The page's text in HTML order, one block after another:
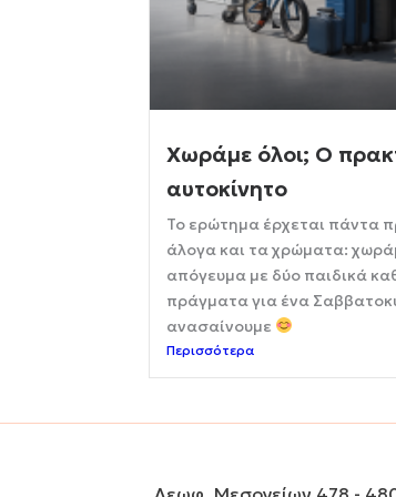
Χωράμε όλοι; Ο
αυτοκίνητο
Το ερώτημα έρχεται πάντα
άλογα και τα χρώματα:
απόγευμα με δύο παιδικά
πράγματα για ένα
ανασαίνουμε
Περισσότερα